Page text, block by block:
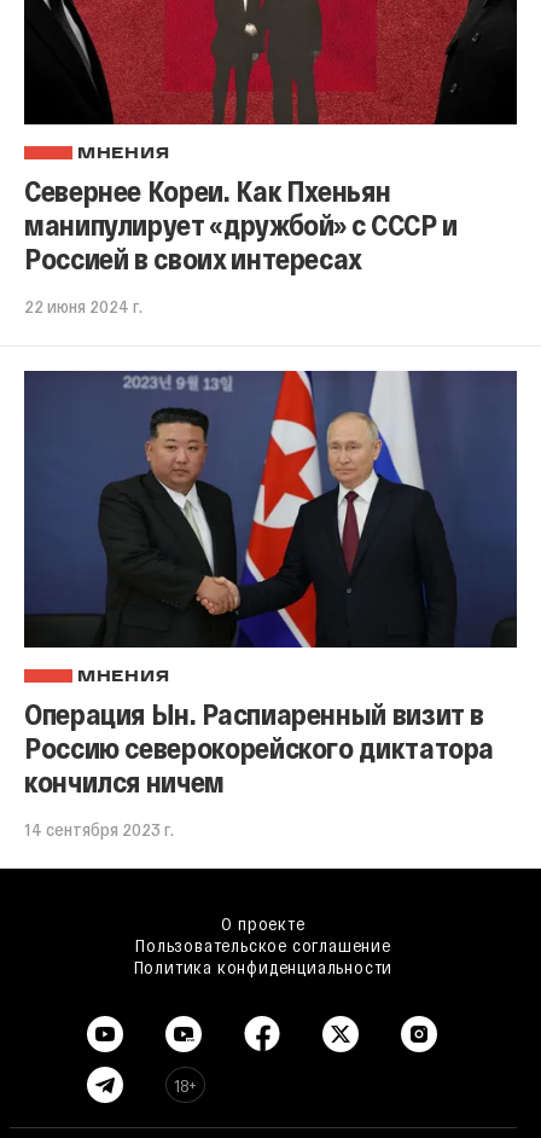
МНЕНИЯ
Севернее Кореи. Как Пхеньян
манипулирует «дружбой» с СССР и
Россией в своих интересах
22 июня 2024 г.
МНЕНИЯ
Операция Ын. Распиаренный визит в
Россию северокорейского диктатора
кончился ничем
14 сентября 2023 г.
О проекте
Пользовательское соглашение
Политика конфиденциальности
18+